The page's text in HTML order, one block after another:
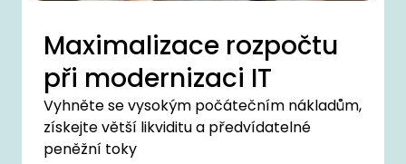
Maximalizace rozpočtu
při modernizaci IT
Vyhněte se vysokým počátečním nákladům,
získejte větší likviditu a předvídatelné
peněžní toky